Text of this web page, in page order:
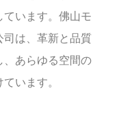
います。佛山モ
司は、革新と品質
、あらゆる空間の
います。